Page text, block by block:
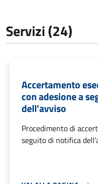
Servizi (24)
Accertamento
con adesione a
dell'avviso
Procedimento di
seguito di notifica